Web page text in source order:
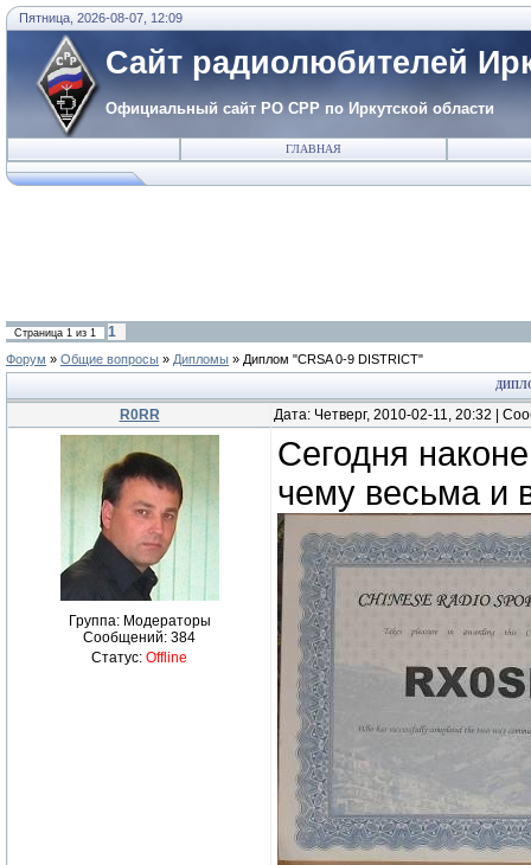
Пятница, 2026-08-07, 12:09
Сайт радиолюбителей
Официальный сайт РО СРР по Иркутской области
ГЛАВНАЯ
Страница 1 из 1 1
Форум » Общие вопросы » Дипломы » Диплом "CRSA 0-9 DISTRICT"
R0RR Дата: Четверг, 2010-02-11, 20:32 |
Группа: Модераторы
Сообщений: 384
Статус: Offline
Сегодня
чему весьма и